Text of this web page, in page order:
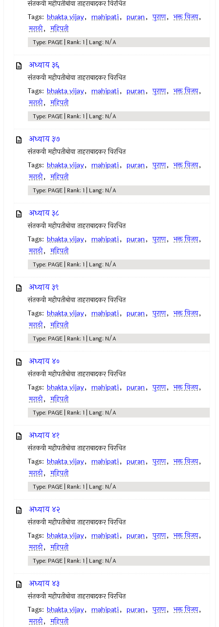
संतकवी महीपतीबोवा ताहराबादकर विरचित
Tags: bhakta vijay, mahipati, puran, पुराण, भक्त विजय,
मराठी, महिपती
Type: PAGE | Rank: 1 | Lang: N/A
अध्याय ३६
संतकवी महीपतीबोवा ताहराबादकर विरचित
Tags: bhakta vijay, mahipati, puran, पुराण, भक्त विजय,
मराठी, महिपती
Type: PAGE | Rank: 1 | Lang: N/A
अध्याय ३७
संतकवी महीपतीबोवा ताहराबादकर विरचित
Tags: bhakta vijay, mahipati, puran, पुराण, भक्त विजय,
मराठी, महिपती
Type: PAGE | Rank: 1 | Lang: N/A
अध्याय ३८
संतकवी महीपतीबोवा ताहराबादकर विरचित
Tags: bhakta vijay, mahipati, puran, पुराण, भक्त विजय,
मराठी, महिपती
Type: PAGE | Rank: 1 | Lang: N/A
अध्याय ३९
संतकवी महीपतीबोवा ताहराबादकर विरचित
Tags: bhakta vijay, mahipati, puran, पुराण, भक्त विजय,
मराठी, महिपती
Type: PAGE | Rank: 1 | Lang: N/A
अध्याय ४०
संतकवी महीपतीबोवा ताहराबादकर विरचित
Tags: bhakta vijay, mahipati, puran, पुराण, भक्त विजय,
मराठी, महिपती
Type: PAGE | Rank: 1 | Lang: N/A
अध्याय ४१
संतकवी महीपतीबोवा ताहराबादकर विरचित
Tags: bhakta vijay, mahipati, puran, पुराण, भक्त विजय,
मराठी, महिपती
Type: PAGE | Rank: 1 | Lang: N/A
अध्याय ४२
संतकवी महीपतीबोवा ताहराबादकर विरचित
Tags: bhakta vijay, mahipati, puran, पुराण, भक्त विजय,
मराठी, महिपती
Type: PAGE | Rank: 1 | Lang: N/A
अध्याय ४३
संतकवी महीपतीबोवा ताहराबादकर विरचित
Tags: bhakta vijay, mahipati, puran, पुराण, भक्त विजय,
मराठी, महिपती